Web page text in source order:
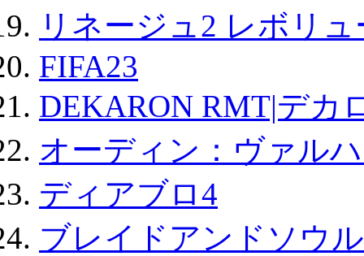
リネージュ2 レボリ
FIFA23
DEKARON RMT|デカ
オーディン：ヴァル
ディアブロ4
ブレイドアンドソウ